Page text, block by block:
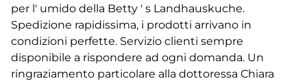
per l' umido della Betty ' s Landhauskuche.
Spedizione rapidissima, i prodotti arrivano in
condizioni perfette. Servizio clienti sempre
disponibile a rispondere ad ogni domanda. Un
ringraziamento particolare alla dottoressa Chiara